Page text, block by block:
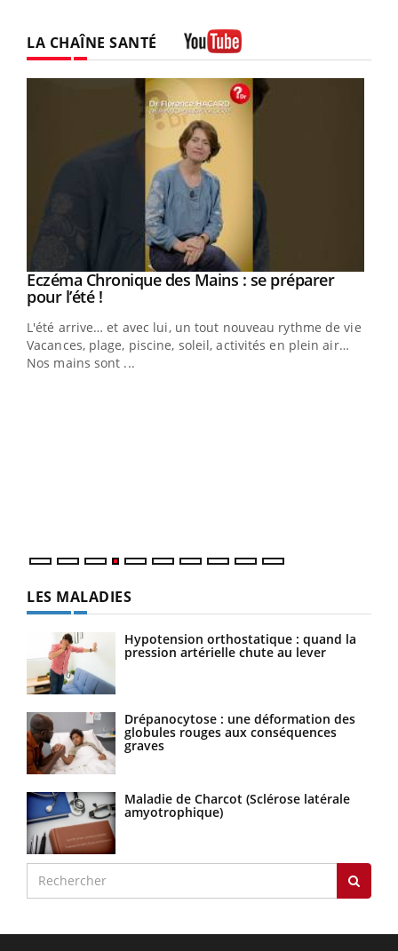
LA CHAÎNE SANTÉ
Youtube
Eczéma Chronique des Mains : se préparer
pour l’été !Youtube
L'été arrive… et avec lui, un tout nouveau rythme de vie !
Vacances, plage, piscine, soleil, activités en plein air…
Nos mains sont ...
Youtube
Diabète & Ramadan 2026Youtube
Le Ramadan approche, et, pour de nombreuses
personnes atteintes de diabète, c'est une période de
questions, de défis, mais ...
LES MALADIES
Hypotension orthostatique : quand la
pression artérielle chute au lever
Drépanocytose : une déformation des
globules rouges aux conséquences
graves
Maladie de Charcot (Sclérose latérale
amyotrophique)